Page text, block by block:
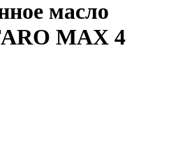
масло
MAX 4